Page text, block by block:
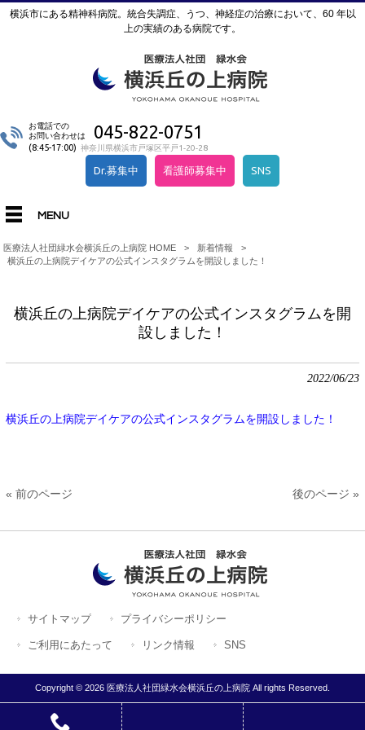
横浜市にある精神科病院。統合失調症、うつ、神経症の治療において、60 年以
上の実績のある病院です。
お電話での
お問い合わせは
045-822-0751
(8:45-17:00) 神奈川県横浜市戸塚区平戸1-20-28
Dr.募集中 看護師募集中 SNS
MENU
医療法人社団緑水会横浜丘の上病院 HOME > 新着情報
>
横浜丘の上病院デイケアの公式インスタグラムを開設しました！
横浜丘の上病院デイケアの公式インスタグラムを開
設しました！
2022/06/23
横浜丘の上病院デイケアの公式インスタグラムを開設しました！
« 前のページ 後のページ »
サイトマップ プライバシーポリシー
ご利用にあたって リンク情報 SNS
Copyright © 2026 医療法人社団緑水会横浜丘の上病院 All rights Reserved.